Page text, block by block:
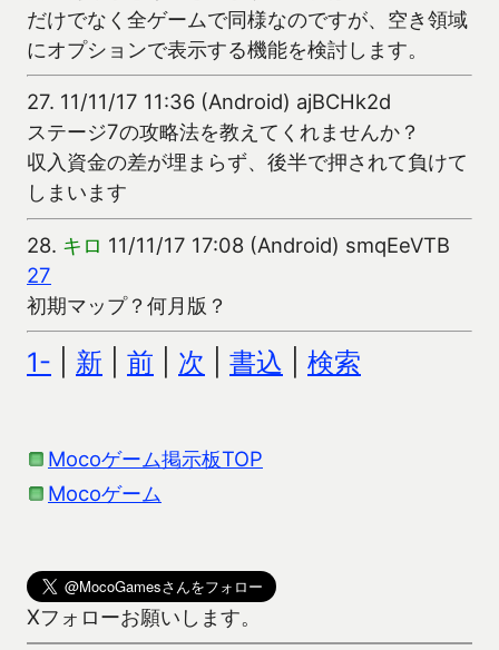
だけでなく全ゲームで同様なのですが、空き領域
にオプションで表示する機能を検討します。
27. 11/11/17 11:36 (Android) ajBCHk2d
ステージ7の攻略法を教えてくれませんか？
収入資金の差が埋まらず、後半で押されて負けて
しまいます
28. キロ 11/11/17 17:08 (Android) smqEeVTB
27
初期マップ？何月版？
1- 新 前 次 書込 検索
Mocoゲーム掲示板TOP
Mocoゲーム
Xフォローお願いします。